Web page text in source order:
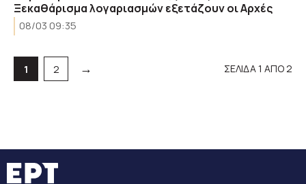
Ξεκαθάρισμα λογαριασμών εξετάζουν οι Αρχές
08/03 09:35
Σελίδα
1 Σελίδα
2 → ΣΕΛΙΔΑ 1 ΑΠΟ 2